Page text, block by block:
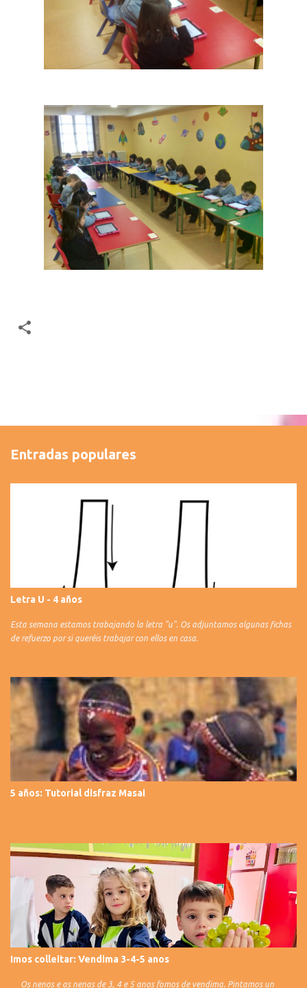
Entradas populares
Letra U - 4 años
Esta semana estamos trabajando la letra "u". Os adjuntamos algunas fichas
de refuerzo por si queréis trabajar con ellos en casa.
5 años: Tutorial disfraz Masai
Imos colleitar: Vendima 3-4-5 anos
Os nenos e as nenas de 3, 4 e 5 anos fomos de vendima. Pintamos un